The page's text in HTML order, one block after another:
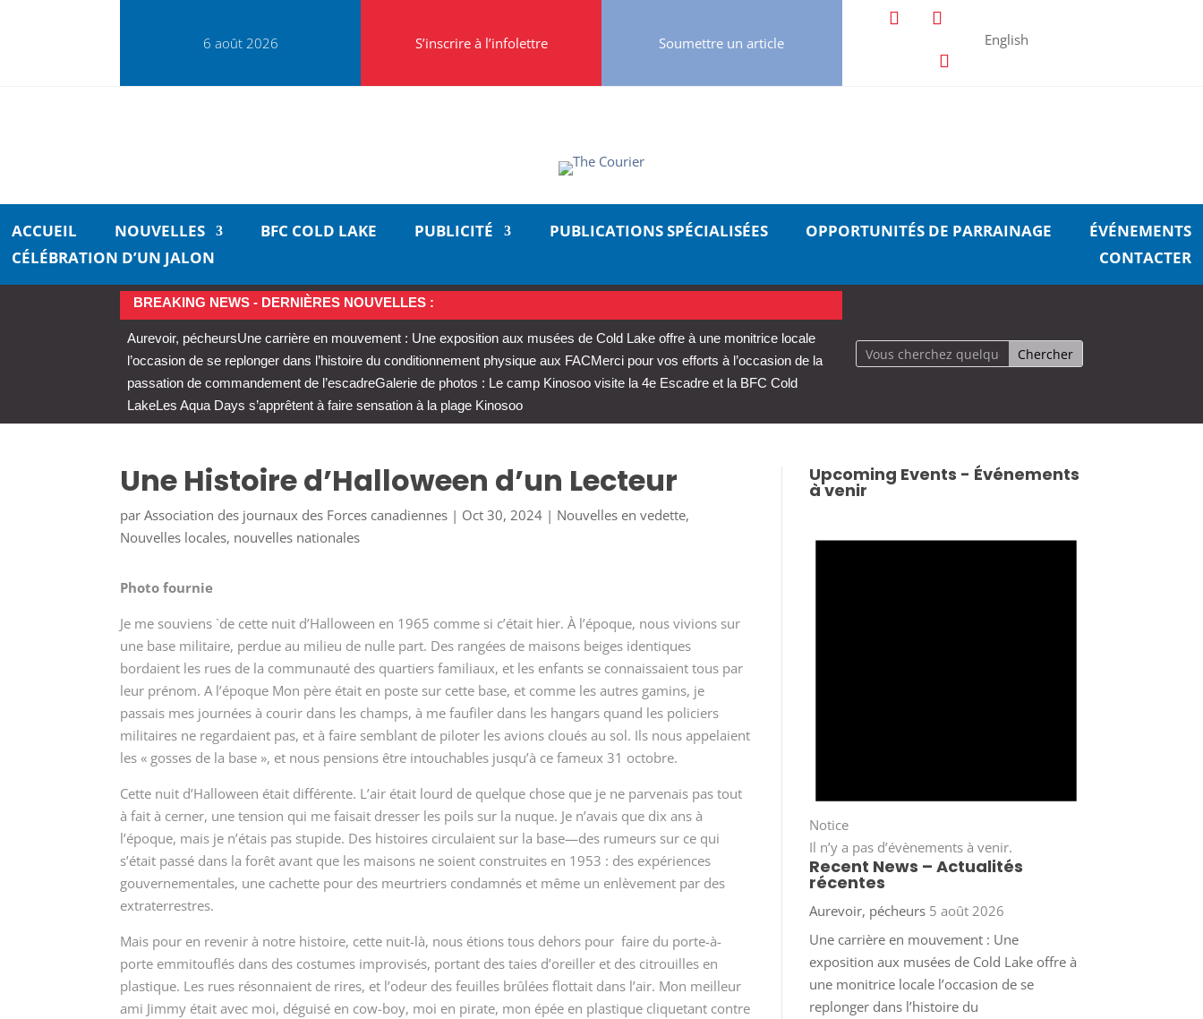
6 août 2026 S’inscrire à l’infolettre Soumettre un article English
ACCUEIL NOUVELLES BFC COLD LAKE PUBLICITÉ PUBLICATIONS SPÉCIALISÉES OPPORTUNITÉS DE PARRAINAGE
ÉVÉNEMENTS
CÉLÉBRATION D’UN JALON
CONTACTER
BREAKING NEWS - DERNIÈRES NOUVELLES :
Aurevoir, pécheursUne carrière en mouvement : Une exposition aux musées de Cold Lake offre à une monitrice locale
l’occasion de se replonger dans l’histoire du conditionnement physique aux FACMerci pour vos efforts à l’occasion de la
passation de commandement de l’escadreGalerie de photos : Le camp Kinosoo visite la 4e Escadre et la BFC Cold
LakeLes Aqua Days s’apprêtent à faire sensation à la plage Kinosoo
Une Histoire d’Halloween d’un Lecteur
parAssociation des journaux des Forces canadiennes | Oct 30, 2024 | Nouvelles en vedette,
Nouvelles locales, nouvelles nationales
Photo fournie
Je me souviens `de cette nuit d’Halloween en 1965 comme si c’était hier. À l’époque, nous vivions sur
une base militaire, perdue au milieu de nulle part. Des rangées de maisons beiges identiques
bordaient les rues de la communauté des quartiers familiaux, et les enfants se connaissaient tous par
leur prénom. A l’époque Mon père était en poste sur cette base, et comme les autres gamins, je
passais mes journées à courir dans les champs, à me faufiler dans les hangars quand les policiers
militaires ne regardaient pas, et à faire semblant de piloter les avions cloués au sol. Ils nous appelaient
les « gosses de la base », et nous pensions être intouchables jusqu’à ce fameux 31 octobre.
Cette nuit d’Halloween était différente. L’air était lourd de quelque chose que je ne parvenais pas tout
à fait à cerner, une tension qui me faisait dresser les poils sur la nuque. Je n’avais que dix ans à
l’époque, mais je n’étais pas stupide. Des histoires circulaient sur la base—des rumeurs sur ce qui
s’était passé dans la forêt avant que les maisons ne soient construites en 1953 : des expériences
gouvernementales, une cachette pour des meurtriers condamnés et même un enlèvement par des
extraterrestres.
Mais pour en revenir à notre histoire, cette nuit-là, nous étions tous dehors pour faire du porte-à-
porte emmitouflés dans des costumes improvisés, portant des taies d’oreiller et des citrouilles en
plastique. Les rues résonnaient de rires, et l’odeur des feuilles brûlées flottait dans l’air. Mon meilleur
ami Jimmy était avec moi, déguisé en cow-boy, moi en pirate, mon épée en plastique cliquetant contre
Upcoming Events - Événements
à venir
Notice
Il n’y a pas d’évènements à venir.
Recent News – Actualités
récentes
Aurevoir, pécheurs 5 août 2026
Une carrière en mouvement : Une
exposition aux musées de Cold Lake offre à
une monitrice locale l’occasion de se
replonger dans l’histoire du